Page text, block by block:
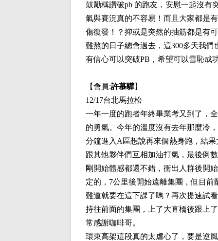
鼓勵稱讚破pb 的跑友，安慰一起沒有
氣與賽況真的不容易！而且大家都是
傷復發！？抑或是突然的抽筋都是有
難熬的日子總會過去，這300多天我
有信心可以突破PB，希望可以雪恥成
【會員:許慕驊】
12/17台北馬拉松
一年一度的跑者年終畢業考又到了，
的勇氣。今年的溫度沒有去年那麼冷
分鐘進入A區想說再來個熱身跑，結
跟其他夥伴們互相加油打氣，最後倒
剛開始體感都還不錯，衝出人群後開
定的，7公里後開始遠離集團，但目
難道就要在這下課了嗎？再次提速試
持往前面的集團，上了大直橋後跟上
常感謝咖啡哥。
環東高架這段真的太虐心了，要是逆